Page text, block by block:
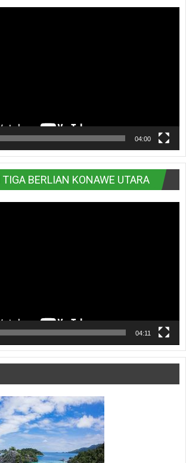
04:00
BERLIAN KONAWE UTARA
04:11